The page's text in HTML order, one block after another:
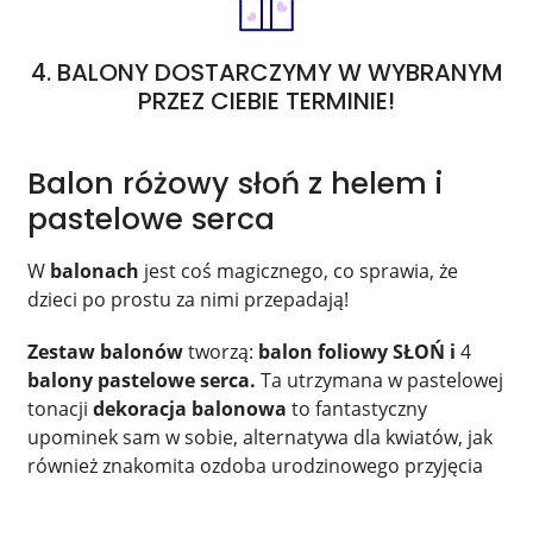
4. BALONY DOSTARCZYMY W WYBRANYM
PRZEZ CIEBIE TERMINIE!
Balon różowy słoń z helem i
pastelowe serca
W balonach jest coś magicznego, co sprawia, że
dzieci po prostu za nimi przepadają!
Zestaw balonówtworzą: balon foliowy SŁOŃ i 4
balony pastelowe serca. Ta utrzymana w pastelowej
tonacji dekoracja balonowa to fantastyczny
upominek sam w sobie, alternatywa dla kwiatów, jak
również znakomita ozdoba urodzinowego przyjęcia